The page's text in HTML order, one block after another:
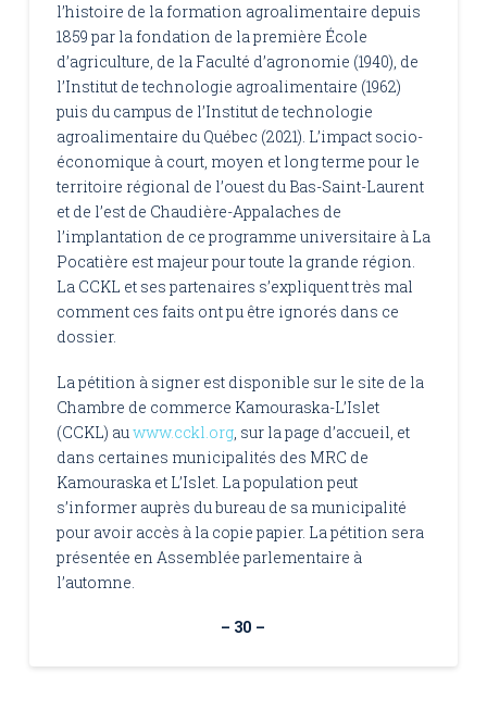
l’histoire de la formation agroalimentaire depuis
1859 par la fondation de la première École
d’agriculture, de la Faculté d’agronomie (1940), de
l’Institut de technologie agroalimentaire (1962)
puis du campus de l’Institut de technologie
agroalimentaire du Québec (2021). L’impact socio-
économique à court, moyen et long terme pour le
territoire régional de l’ouest du Bas-Saint-Laurent
et de l’est de Chaudière-Appalaches de
l’implantation de ce programme universitaire à La
Pocatière est majeur pour toute la grande région.
La CCKL et ses partenaires s’expliquent très mal
comment ces faits ont pu être ignorés dans ce
dossier.
La pétition à signer est disponible sur le site de la
Chambre de commerce Kamouraska-L’Islet
(CCKL) au www.cckl.org, sur la page d’accueil, et
dans certaines municipalités des MRC de
Kamouraska et L’Islet. La population peut
s’informer auprès du bureau de sa municipalité
pour avoir accès à la copie papier. La pétition sera
présentée en Assemblée parlementaire à
l’automne.
– 30 –